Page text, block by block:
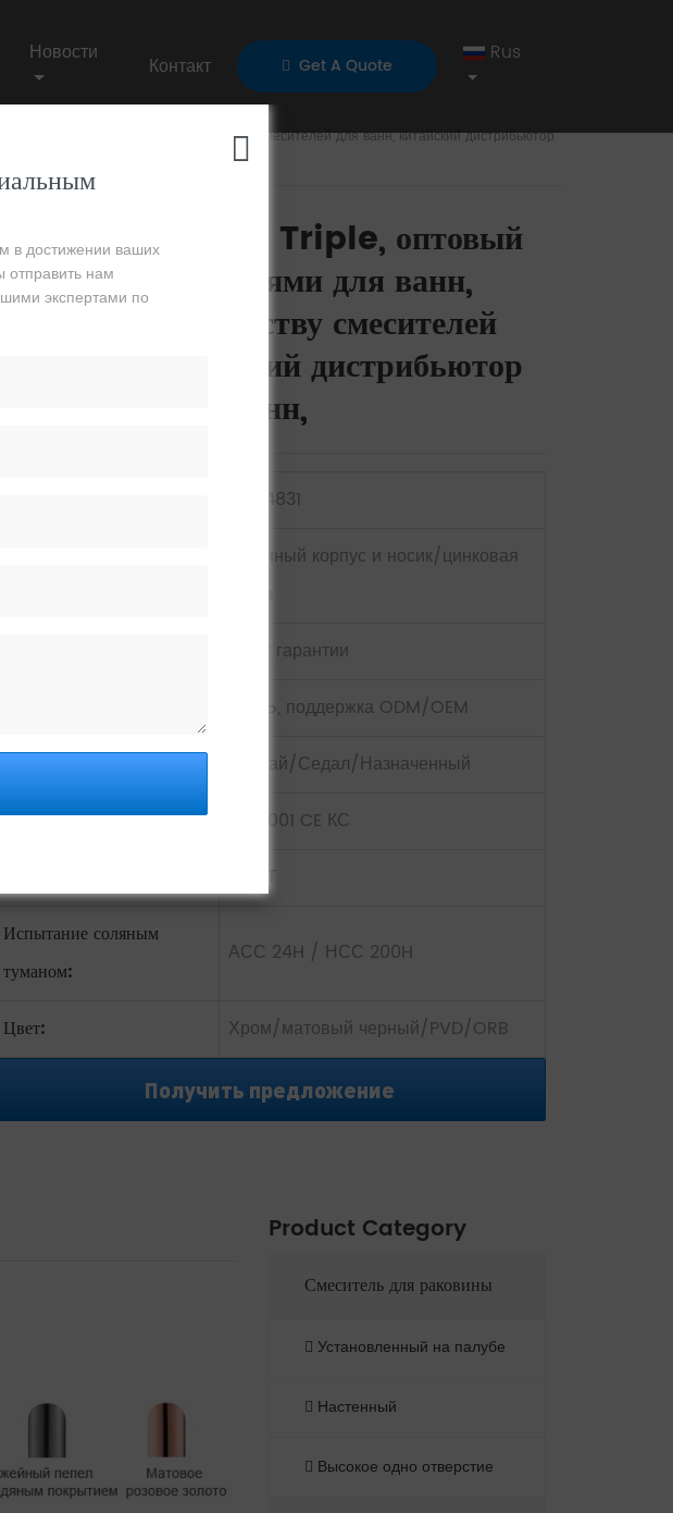
Новости Контакт Get A Quote Rus
в достижении ваших
нам
экспертами по
для ванн, завод по производству смесителей для ванн, китайский дистрибьютор
Rocker Triple, оптовый
смесителями для ванн,
завод по производству смесителей
для ванн, китайский дистрибьютор
смесителей для ванн,
DG04831
латунный корпус и носик/цинковая
5 лет гарантии
ЦЕЛЬ, поддержка ODM/OEM
Ванхай/Седал/Назначенный
Сертификат:
ISO9001 CE КС
10 ШТ
Испытание соляным
туманом:
АСС 24H / НСС 200H
Цвет: Хром/матовый черный/PVD/ORB
Получить предложение
Product Category
Смеситель для раковины
Установленный на палубе
Настенный
Высокое одно отверстие